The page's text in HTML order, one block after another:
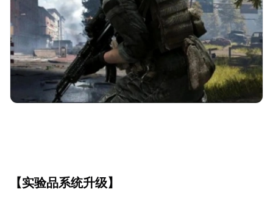
【实验品系统升级】